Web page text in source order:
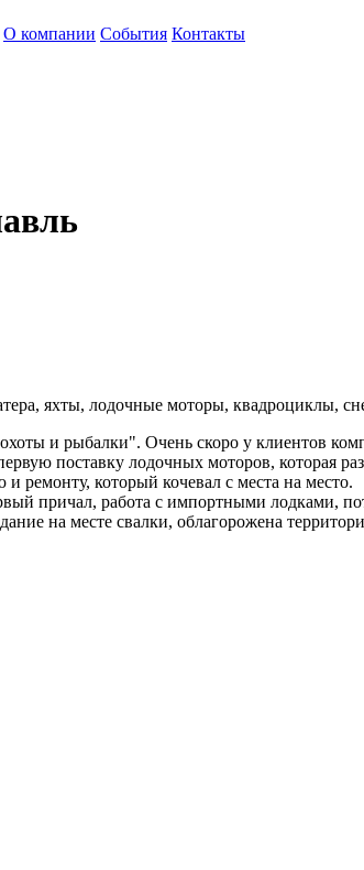
О компании События Контакты
яхты, лодочные моторы, квадроциклы,
и рыбалки". Очень скоро у клиентов
поставку лодочных моторов, которая
ремонту, который кочевал с места на место.
причал, работа с импортными лодками,
на месте свалки, облагорожена